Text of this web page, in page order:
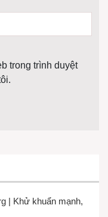
trong trình duyệt
| Khử khuẩn mạnh,